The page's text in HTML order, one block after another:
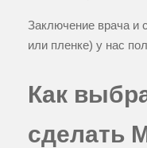
Заключение врача и
или пленке) у нас
Как
сделать